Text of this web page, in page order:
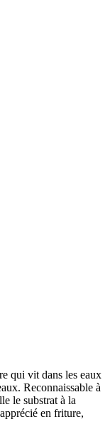
qui vit dans les eaux
Reconnaissable à
le substrat à la
en friture,